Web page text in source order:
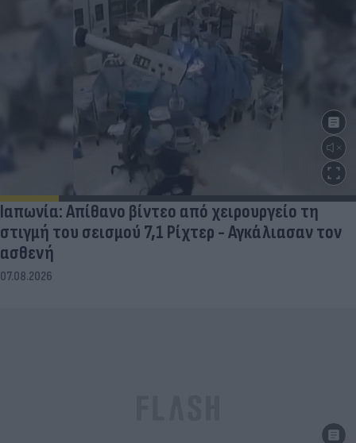
Ιαπωνία: Απίθανο βίντεο από χειρουργείο τη
στιγμή του σεισμού 7,1 Ρίχτερ - Αγκάλιασαν τον
ασθενή
07.08.2026